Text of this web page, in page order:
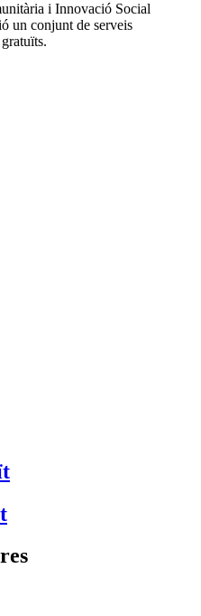
i Innovació Social
un conjunt de serveis